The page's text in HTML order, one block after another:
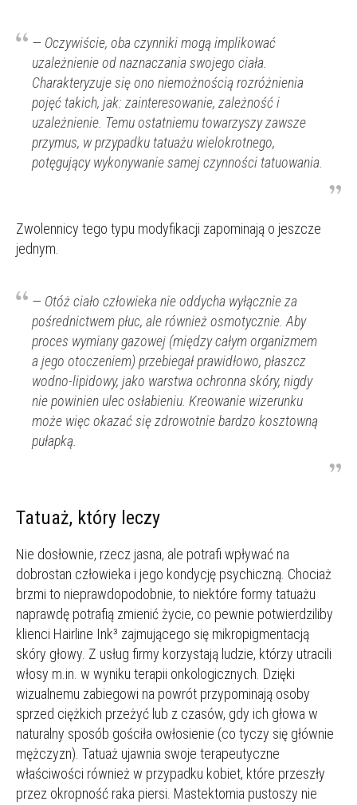
— Oczywiście, oba czynniki mogą implikować
uzależnienie od naznaczania swojego ciała.
Charakteryzuje się ono niemożnością rozróżnienia
pojęć takich, jak: zainteresowanie, zależność i
uzależnienie. Temu ostatniemu towarzyszy zawsze
przymus, w przypadku tatuażu wielokrotnego,
potęgujący wykonywanie samej czynności tatuowania.
Zwolennicy tego typu modyfikacji zapominają o jeszcze
jednym.
— Otóż ciało człowieka nie oddycha wyłącznie za
pośrednictwem płuc, ale również osmotycznie. Aby
proces wymiany gazowej (między całym organizmem
a jego otoczeniem) przebiegał prawidłowo, płaszcz
wodno-lipidowy, jako warstwa ochronna skóry, nigdy
nie powinien ulec osłabieniu. Kreowanie wizerunku
może więc okazać się zdrowotnie bardzo kosztowną
pułapką.
Tatuaż, który leczy
Nie dosłownie, rzecz jasna, ale potrafi wpływać na
dobrostan człowieka i jego kondycję psychiczną. Chociaż
brzmi to nieprawdopodobnie, to niektóre formy tatuażu
naprawdę potrafią zmienić życie, co pewnie potwierdziliby
klienci Hairline Ink³ zajmującego się mikropigmentacją
skóry głowy. Z usług firmy korzystają ludzie, którzy utracili
włosy m.in. w wyniku terapii onkologicznych. Dzięki
wizualnemu zabiegowi na powrót przypominają osoby
sprzed ciężkich przeżyć lub z czasów, gdy ich głowa w
naturalny sposób gościła owłosienie (co tyczy się głównie
mężczyzn). Tatuaż ujawnia swoje terapeutyczne
właściwości również w przypadku kobiet, które przeszły
przez okropność raka piersi. Mastektomia pustoszy nie